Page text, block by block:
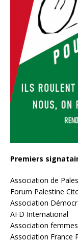
Premiers
Association de
Forum Palestine
Association
AFD International
Association
Association France